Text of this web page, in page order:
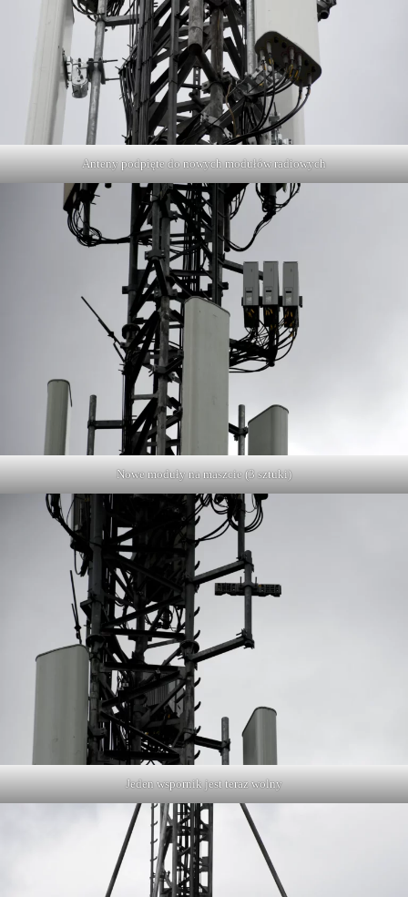
Anteny podpięte do nowych modułów radiowych
Nowe moduły na maszcie (3 sztuki)
Jeden wspornik jest teraz wolny